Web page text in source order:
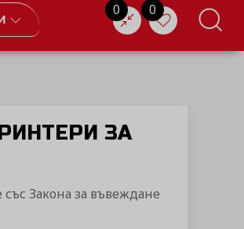
0 0
ЗА
Закона за въвеждане